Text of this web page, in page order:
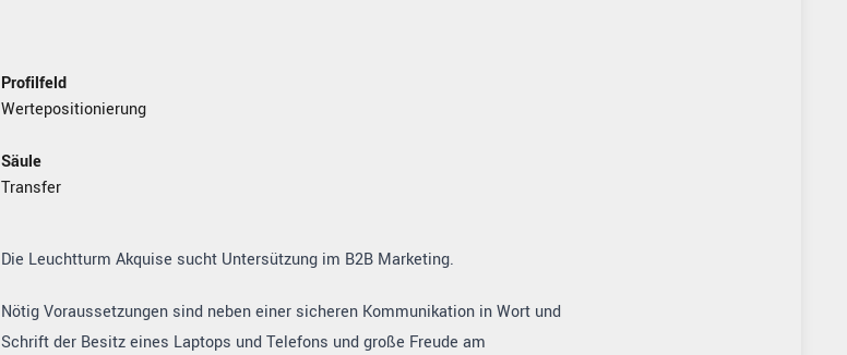
Profilfeld
Wertepositionierung
Säule
Transfer
Die Leuchtturm Akquise sucht Untersützung im B2B Marketing.
Nötig Voraussetzungen sind neben einer sicheren Kommunikation in Wort und
Schrift der Besitz eines Laptops und Telefons und große Freude am